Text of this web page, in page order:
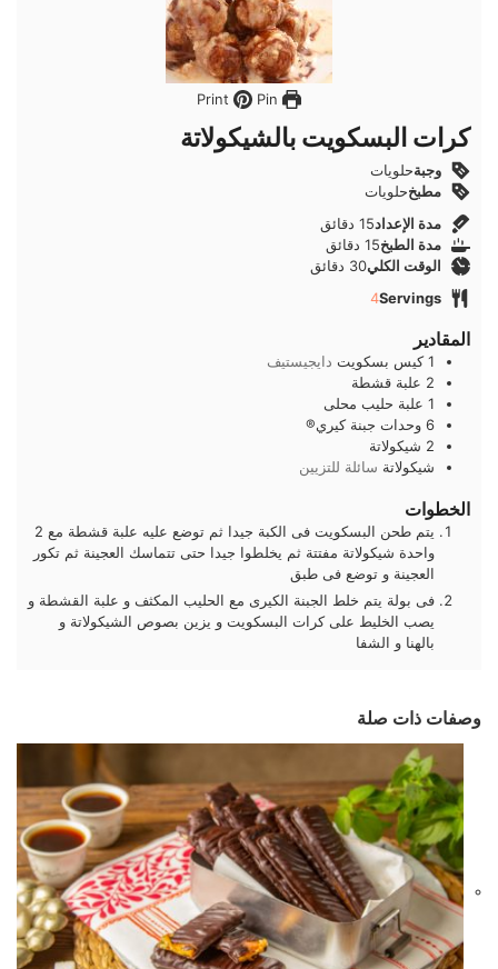
Pin
كرات البسكويت بالشيكولاتة
وجبةحلويات
مطبخحلويات
مدة الإعداد15دقائق
دقائق
مدة الطبخ15دقائق
دقائق
الوقت الكلي30 دقائق
دقائق
Servings
4
المقادير
1 كيس بسكويت دايجيستيف
2 علبة قشطة
1 علبة حليب محلى
6 وحدات جبنة كيري®
2 شيكولاتة
شيكولاتة سائلة للتزيين
الخطوات
يتم طحن البسكويت فى الكبة جيدا ثم توضع عليه علبة قشطة مع 2
واحدة شيكولاتة مفتتة ثم يخلطوا جيدا حتى تتماسك العجينة ثم تكور
العجينة و توضع فى طبق
فى بولة يتم خلط الجبنة الكيرى مع الحليب المكثف و علبة القشطة و
يصب الخليط على كرات البسكويت و يزين بصوص الشيكولاتة و
بالهنا و الشفا
وصفات ذات صلة